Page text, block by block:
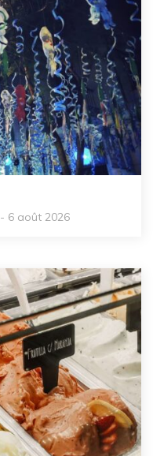
- 6 août 2026